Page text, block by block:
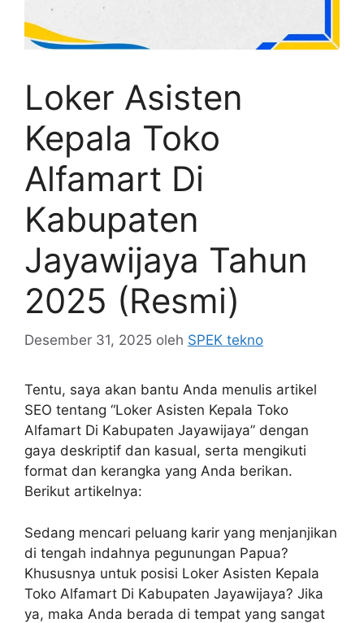
Loker Asisten
Kepala Toko
Alfamart Di
Kabupaten
Jayawijaya Tahun
2025 (Resmi)
Desember 31, 2025 oleh SPEK tekno
Tentu, saya akan bantu Anda menulis artikel
SEO tentang “Loker Asisten Kepala Toko
Alfamart Di Kabupaten Jayawijaya” dengan
gaya deskriptif dan kasual, serta mengikuti
format dan kerangka yang Anda berikan.
Berikut artikelnya:
Sedang mencari peluang karir yang menjanjikan
di tengah indahnya pegunungan Papua?
Khususnya untuk posisi Loker Asisten Kepala
Toko Alfamart Di Kabupaten Jayawijaya? Jika
ya, maka Anda berada di tempat yang sangat